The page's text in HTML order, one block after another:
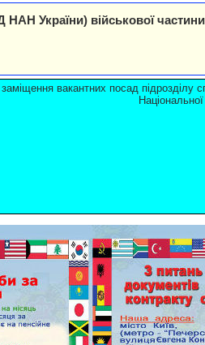
України) військової частини
вакантних посад